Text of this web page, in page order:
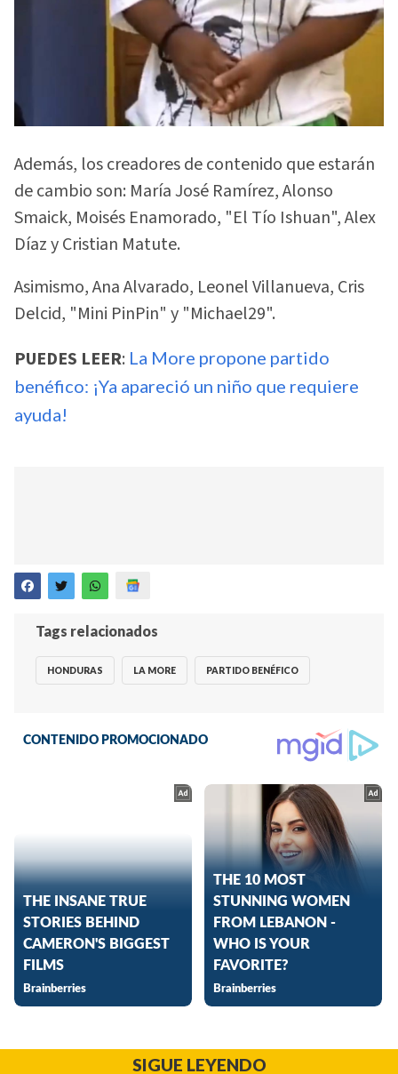
Además, los creadores de contenido que estarán
de cambio son: María José Ramírez, Alonso
Smaick, Moisés Enamorado, "El Tío Ishuan", Alex
Díaz y Cristian Matute.
Asimismo, Ana Alvarado, Leonel Villanueva, Cris
Delcid, "Mini PinPin" y "Michael29".
PUEDES LEER: La More propone partido
benéfico: ¡Ya apareció un niño que requiere
ayuda!
Tags relacionados
HONDURAS LA MORE PARTIDO BENÉFICO
SIGUE LEYENDO